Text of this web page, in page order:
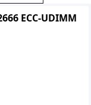
ECC-UDIMM